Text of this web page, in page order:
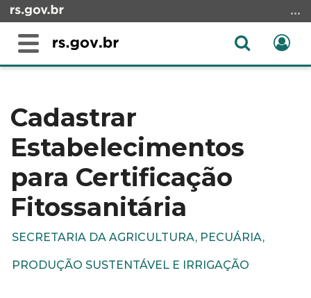
para
conteúdo
menu
para
busca
Alterna
Abrir
conteúdo
Cadastrar
Estabelecimentos
para Certificação
Fitossanitária
SECRETARIA DA AGRICULTURA, PECUÁRIA,
PRODUÇÃO SUSTENTÁVEL E IRRIGAÇÃO